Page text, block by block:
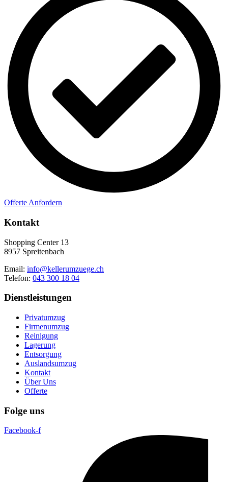
Offerte Anfordern
Kontakt
Shopping Center 13
8957 Spreitenbach
Email: info@kellerumzuege.ch
Telefon: 043 300 18 04
Dienstleistungen
Privatumzug
Firmenumzug
Reinigung
Lagerung
Entsorgung
Auslandsumzug
Kontakt
Über Uns
Offerte
Folge uns
Facebook-f